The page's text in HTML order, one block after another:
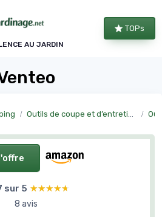
AU JARDIN
TOPs
Outils de coupe et d’entretien manuel
sur 5 ★★★★★
★★★★★
8 avis